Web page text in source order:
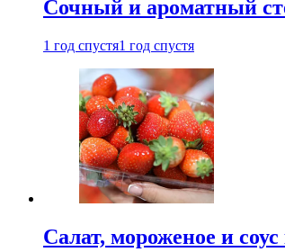
Сочный и ароматный
1 год спустя1 год спустя
Салат, мороженое и